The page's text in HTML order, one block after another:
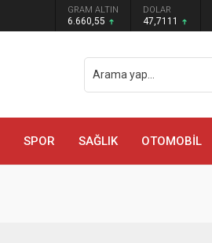
GRAM ALTIN
6.660,55
DOLAR
47,7111
SPOR SAĞLIK OTOMOBİL